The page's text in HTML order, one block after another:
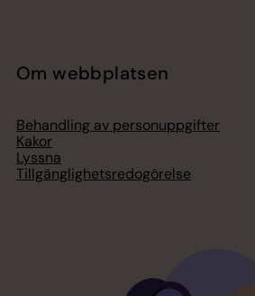
Om webbplatsen
Behandling av personuppgifter
Kakor
Lyssna
Tillgänglighetsredogörelse